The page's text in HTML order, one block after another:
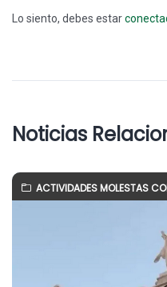
Lo siento, debes estar
Noticias
ACTIVIDADES MOLESTAS